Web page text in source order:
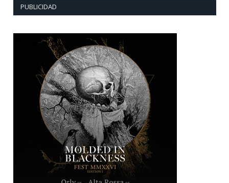
PUBLICIDAD